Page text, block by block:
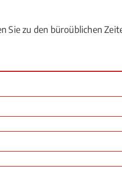
Sie zu den büroüblichen